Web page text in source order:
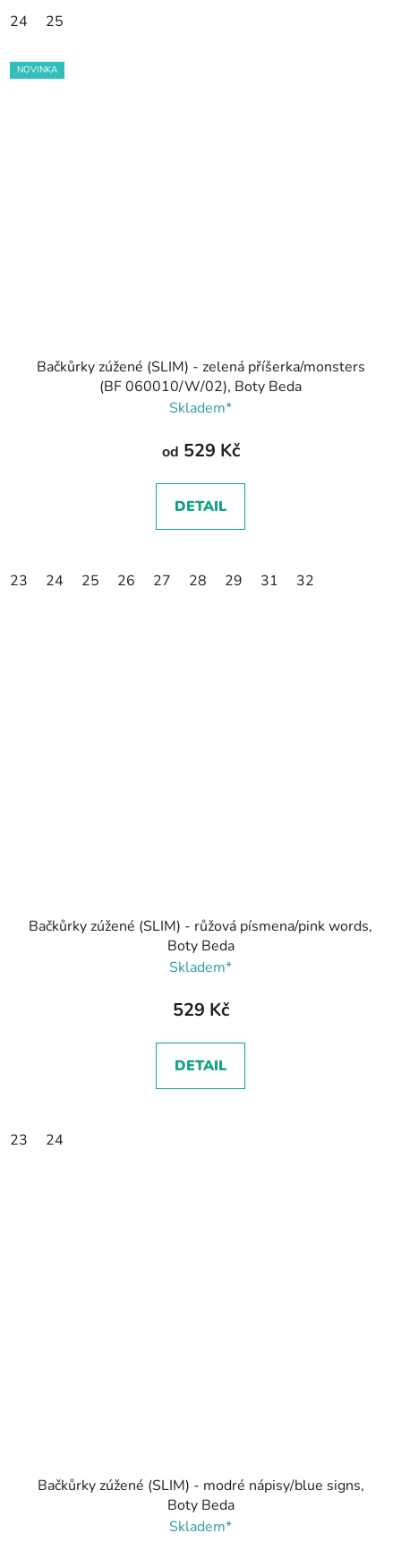
24 25
NOVINKA
Bačkůrky zúžené (SLIM) - zelená příšerka/monsters
(BF 060010/W/02), Boty Beda
Skladem*
od 529 Kč
DETAIL
23 24 25 26 27 28 29 31 32
Bačkůrky zúžené (SLIM) - růžová písmena/pink words,
Boty Beda
Skladem*
529 Kč
DETAIL
23 24
Bačkůrky zúžené (SLIM) - modré nápisy/blue signs,
Boty Beda
Skladem*